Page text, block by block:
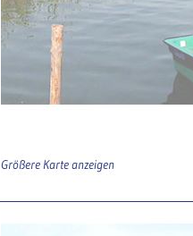
Größere Karte anzeigen